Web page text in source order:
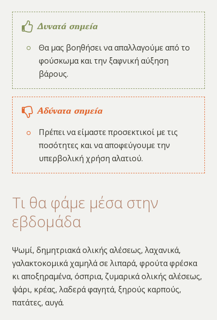
Δυνατά σημεία
Θα μας βοηθήσει να απαλλαγούμε από το
φούσκωμα και την ξαφνική αύξηση
βάρους.
Αδύνατα σημεία
Πρέπει να είμαστε προσεκτικοί με τις
ποσότητες και να αποφεύγουμε την
υπερβολική χρήση αλατιού.
Τι θα φάμε μέσα στην
εβδομάδα
Ψωμί, δημητριακά ολικής αλέσεως, λαχανικά,
γαλακτοκομικά χαμηλά σε λιπαρά, φρούτα φρέσκα
κι αποξηραμένα, όσπρια, ζυμαρικά ολικής αλέσεως,
ψάρι, κρέας, λαδερά φαγητά, ξηρούς καρπούς,
πατάτες, αυγά.